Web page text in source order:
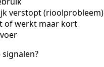
verstopt (rioolprobleem)
of werkt maar kort